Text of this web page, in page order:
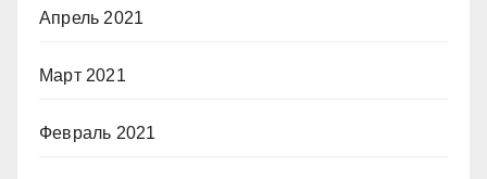
Апрель 2021
Март 2021
Февраль 2021